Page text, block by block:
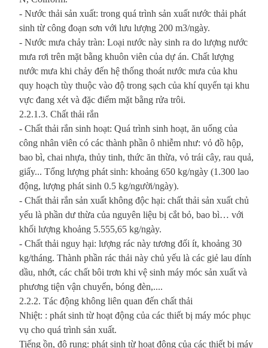
- Nước thải sản xuất: trong quá trình sản xuất nước thải phát
sinh từ công đoạn sơn với lưu lượng 200 m3/ngày.
- Nước mưa chảy tràn: Loại nước này sinh ra do lượng nước
mưa rơi trên mặt bằng khuôn viên của dự án. Chất lượng
nước mưa khi chảy đến hệ thống thoát nước mưa của khu
quy hoạch tùy thuộc vào độ trong sạch của khí quyển tại khu
vực đang xét và đặc điểm mặt bằng rửa trôi.
2.2.1.3. Chất thải rắn
- Chất thải rắn sinh hoạt: Quá trình sinh hoạt, ăn uống của
công nhân viên có các thành phần ô nhiễm như: vỏ đồ hộp,
bao bì, chai nhựa, thủy tinh, thức ăn thừa, vỏ trái cây, rau quả,
giấy... Tổng lượng phát sinh: khoảng 650 kg/ngày (1.300 lao
động, lượng phát sinh 0.5 kg/người/ngày).
- Chất thải rắn sản xuất không độc hại: chất thải sản xuất chủ
yếu là phần dư thừa của nguyên liệu bị cắt bỏ, bao bì… với
khối lượng khoảng 5.555,65 kg/ngày.
- Chất thải nguy hại: lượng rác này tương đối ít, khoảng 30
kg/tháng. Thành phần rác thải này chủ yếu là các giẻ lau dính
dầu, nhớt, các chất bôi trơn khi vệ sinh máy móc sản xuất và
phương tiện vận chuyển, bóng đèn,....
2.2.2. Tác động không liên quan đến chất thải
Nhiệt: : phát sinh từ hoạt động của các thiết bị máy móc phục
vụ cho quá trình sản xuất.
Tiếng ồn, độ rung: phát sinh từ hoạt động của các thiết bị máy